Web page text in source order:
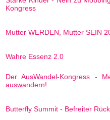
Kongress
Mutter WERDEN, Mutter SEIN
Wahre Essenz 2.0
Der AusWandel-Kongress -
auswandern!
Butterfly Summit - Befreiter